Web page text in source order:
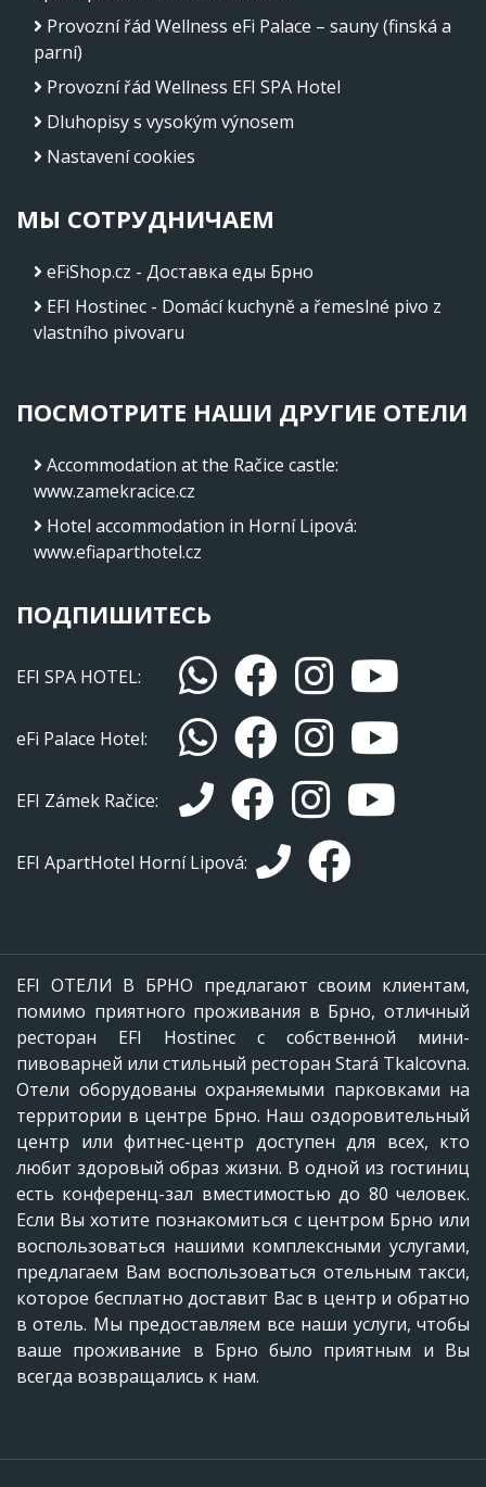
Provozní řád Wellness eFi Palace – sauny (finská a
parní)
Provozní řád Wellness EFI SPA Hotel
Dluhopisy s vysokým výnosem
Nastavení cookies
МЫ СОТРУДНИЧАЕМ
eFiShop.cz - Доставка еды Брно
EFI Hostinec - Domácí kuchyně a řemeslné pivo z
vlastního pivovaru
ПОСМОТРИТЕ НАШИ ДРУГИЕ ОТЕЛИ
Accommodation at the Račice castle:
www.zamekracice.cz
Hotel accommodation in Horní Lipová:
www.efiaparthotel.cz
ПОДПИШИТЕСЬ
EFI SPA HOTEL:
eFi Palace Hotel:
EFI Zámek Račice:
EFI ApartHotel Horní Lipová:
EFI ОТЕЛИ В БРНО предлагают своим клиентам,
помимо приятного проживания в Брно, отличный
ресторан EFI Hostinec с собственной мини-
пивоварней или стильный ресторан Stará Tkalcovna.
Отели оборудованы охраняемыми парковками на
территории в центре Брно. Наш оздоровительный
центр или фитнес-центр доступен для всех, кто
любит здоровый образ жизни. В одной из гостиниц
есть конференц-зал вместимостью до 80 человек.
Если Вы хотите познакомиться с центром Брно или
воспользоваться нашими комплексными услугами,
предлагаем Вам воспользоваться отельным такси,
которое бесплатно доставит Вас в центр и обратно
в отель. Мы предоставляем все наши услуги, чтобы
ваше проживание в Брно было приятным и Вы
всегда возвращались к нам.